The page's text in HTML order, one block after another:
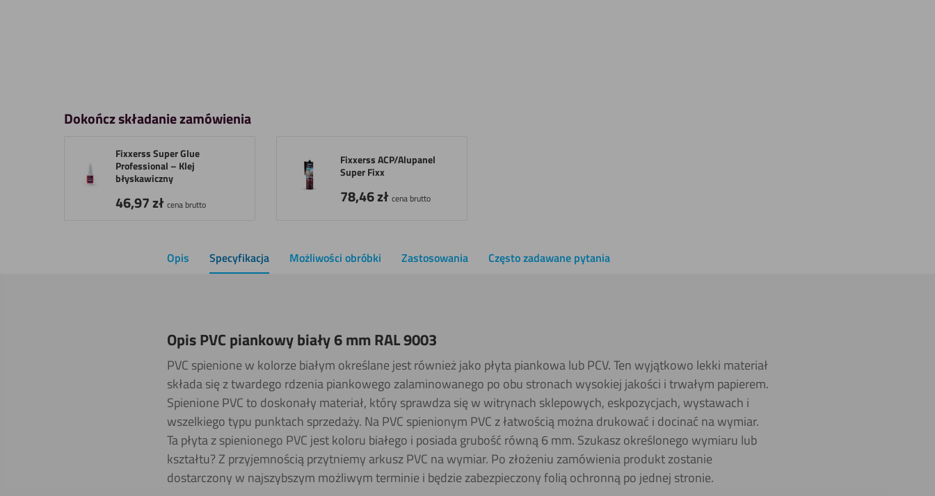
Dokończ składanie zamówienia
Fixxerss Super Glue
Professional – Klej
błyskawiczny
46,97zł cena brutto
Fixxerss ACP/Alupanel
Super Fixx
78,46zł cena brutto
Opis Specyfikacja Możliwości obróbki Zastosowania Często zadawane pytania
Opis PVC piankowy biały 6 mm RAL 9003
PVC spienione w kolorze białym określane jest również jako płyta piankowa lub PCV. Ten wyjątkowo lekki materiał
składa się z twardego rdzenia piankowego zalaminowanego po obu stronach wysokiej jakości i trwałym papierem.
Spienione PVC to doskonały materiał, który sprawdza się w witrynach sklepowych, eskpozycjach, wystawach i
wszelkiego typu punktach sprzedaży. Na PVC spienionym PVC z łatwością można drukować i docinać na wymiar.
Ta płyta z spienionego PVC jest koloru białego i posiada grubość równą 6 mm. Szukasz określonego wymiaru lub
kształtu? Z przyjemnością przytniemy arkusz PVC na wymiar. Po złożeniu zamówienia produkt zostanie
dostarczony w najszybszym możliwym terminie i będzie zabezpieczony folią ochronną po jednej stronie.